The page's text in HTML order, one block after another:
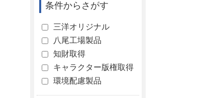
条件からさがす
三洋オリジナル
八尾工場製品
知財取得
キャラクター版権取得
環境配慮製品